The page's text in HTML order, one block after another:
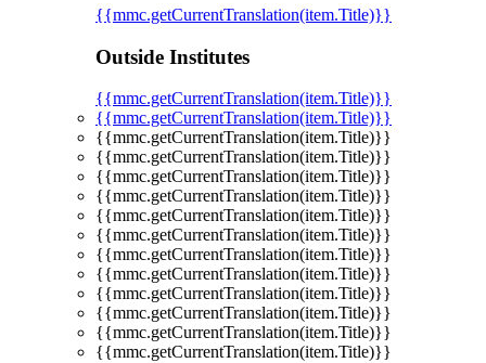
{{mmc.getCurrentTranslation(item.Title)}}
Outside Institutes
{{mmc.getCurrentTranslation(item.Title)}}
{{mmc.getCurrentTranslation(item.Title)}}
{{mmc.getCurrentTranslation(item.Title)}}
{{mmc.getCurrentTranslation(item.Title)}}
{{mmc.getCurrentTranslation(item.Title)}}
{{mmc.getCurrentTranslation(item.Title)}}
{{mmc.getCurrentTranslation(item.Title)}}
{{mmc.getCurrentTranslation(item.Title)}}
{{mmc.getCurrentTranslation(item.Title)}}
{{mmc.getCurrentTranslation(item.Title)}}
{{mmc.getCurrentTranslation(item.Title)}}
{{mmc.getCurrentTranslation(item.Title)}}
{{mmc.getCurrentTranslation(item.Title)}}
{{mmc.getCurrentTranslation(item.Title)}}